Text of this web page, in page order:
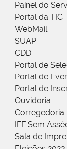
Painel do
Portal da TIC
WebMail
SUAP
CDD
Portal de
Portal de
Portal de
Ouvidoria
Corregedoria
IFF Sem
Sala de